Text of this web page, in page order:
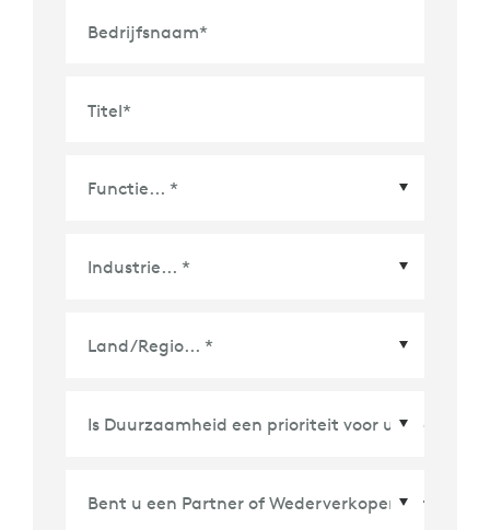
Bedrijfsnaam*
Titel*